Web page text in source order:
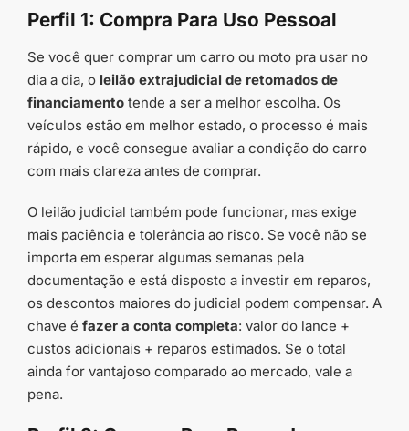
Perfil 1: Compra Para Uso Pessoal
Se você quer comprar um carro ou moto pra usar no
dia a dia, o leilão extrajudicial de retomados de
financiamento tende a ser a melhor escolha. Os
veículos estão em melhor estado, o processo é mais
rápido, e você consegue avaliar a condição do carro
com mais clareza antes de comprar.
O leilão judicial também pode funcionar, mas exige
mais paciência e tolerância ao risco. Se você não se
importa em esperar algumas semanas pela
documentação e está disposto a investir em reparos,
os descontos maiores do judicial podem compensar. A
chave é fazer a conta completa: valor do lance +
custos adicionais + reparos estimados. Se o total
ainda for vantajoso comparado ao mercado, vale a
pena.